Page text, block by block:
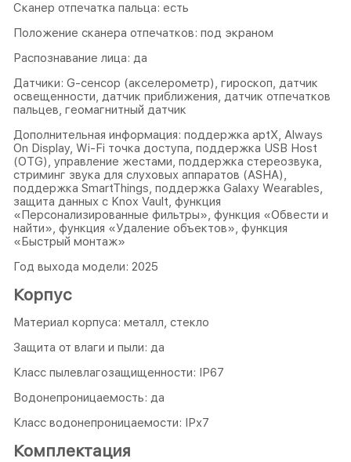
Сканер отпечатка пальца: есть
Положение сканера отпечатков: под экраном
Распознавание лица: да
Датчики: G-сенсор (акселерометр), гироскоп, датчик
освещенности, датчик приближения, датчик отпечатков
пальцев, геомагнитный датчик
Дополнительная информация: поддержка aptX, Always
On Display, Wi-Fi точка доступа, поддержка USB Host
(OTG), управление жестами, поддержка стeреозвука,
стриминг звука для слуховых аппаратов (ASHA),
поддержка SmartThings, поддержка Galaxy Wearables,
защита данных с Knox Vault, функция
«Персонализированные фильтры», функция «Обвести и
найти», функция «Удаление объектов», функция
«Быстрый монтаж»
Год выхода модели: 2025
Корпус
Материал корпуса: металл, стекло
Защита от влаги и пыли: да
Класс пылевлагозащищенности: IP67
Водонепроницаемость: да
Класс водонепроницаемости: IPх7
Комплектация